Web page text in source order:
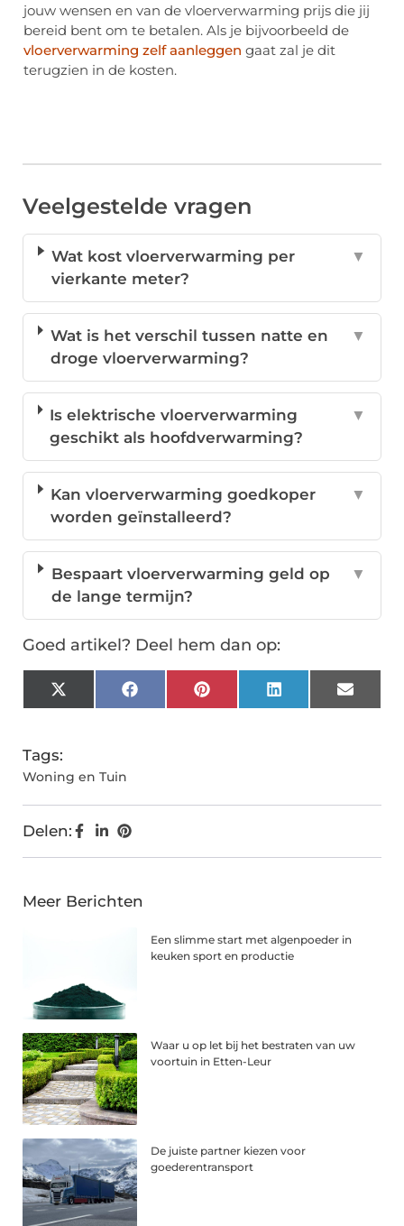
jouw wensen en van de vloerverwarming prijs die jij
bereid bent om te betalen. Als je bijvoorbeeld de
vloerverwarming zelf aanleggen gaat zal je dit
terugzien in de kosten.
Veelgestelde vragen
Wat kost vloerverwarming per
vierkante meter?
▼
Wat is het verschil tussen natte en
droge vloerverwarming?
▼
Is elektrische vloerverwarming
geschikt als hoofdverwarming?
▼
Kan vloerverwarming goedkoper
worden geïnstalleerd?
▼
Bespaart vloerverwarming geld op
de lange termijn?
▼
Goed artikel? Deel hem dan op:
X
(Twitter)
FacebookPinterestLinkedInEmail
Tags:
Woning en Tuin
Delen:
Meer Berichten
Een slimme start met algenpoeder in
keuken sport en productie
Waar u op let bij het bestraten van uw
voortuin in Etten-Leur
De juiste partner kiezen voor
goederentransport